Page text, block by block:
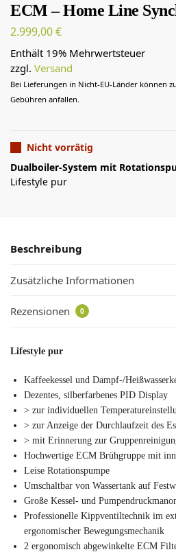
ECM – Home Line
2.999,00€
Enthält 19% Mehrwertsteuer
zzgl. Versand
Bei Lieferungen in Nicht-EU-Länder können
Gebühren anfallen.
Nicht vorrätig
Dualboiler-System mit
Lifestyle pur
Beschreibung
Zusätzliche Informationen
Rezensionen 0
Lifestyle pur
Kaffeekessel und Dampf-/
Dezentes, silberfarbenes PID Display
> zur individuellen
> zur Anzeige der Durchlaufzeit des
> mit Erinnerung zur
Hochwertige ECM Brühgruppe mit
Leise Rotationspumpe
Umschaltbar von Wassertank auf
Große Kessel- und
Professionelle Kippventiltechnik im
ergonomischer Bewegungsmechanik
2 ergonomisch abgewinkelte ECM